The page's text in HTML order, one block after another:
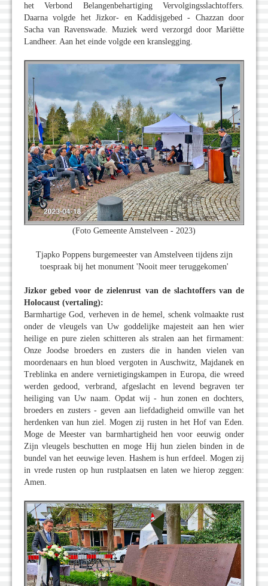
het Verbond Belangenbehartiging Vervolgingsslachtoffers.
Daarna volgde het Jizkor- en Kaddisjgebed - Chazzan door
Sacha van Ravenswade. Muziek werd verzorgd door Mariëtte
Landheer. Aan het einde volgde een kranslegging.
(Foto Gemeente Amstelveen - 2023)
Tjapko Poppens burgemeester van Amstelveen tijdens zijn
toespraak bij het monument 'Nooit meer teruggekomen'
Jizkor gebed voor de zielenrust van de slachtoffers van de
Holocaust (vertaling):
Barmhartige God, verheven in de hemel, schenk volmaakte rust
onder de vleugels van Uw goddelijke majesteit aan hen wier
heilige en pure zielen schitteren als stralen aan het firmament:
Onze Joodse broeders en zusters die in handen vielen van
moordenaars en hun bloed vergoten in Auschwitz, Majdanek en
Treblinka en andere vernietigingskampen in Europa, die wreed
werden gedood, verbrand, afgeslacht en levend begraven ter
heiliging van Uw naam. Opdat wij - hun zonen en dochters,
broeders en zusters - geven aan liefdadigheid omwille van het
herdenken van hun ziel. Mogen zij rusten in het Hof van Eden.
Moge de Meester van barmhartigheid hen voor eeuwig onder
Zijn vleugels beschutten en moge Hij hun zielen binden in de
bundel van het eeuwige leven. Hashem is hun erfdeel. Mogen zij
in vrede rusten op hun rustplaatsen en laten we hierop zeggen:
Amen.